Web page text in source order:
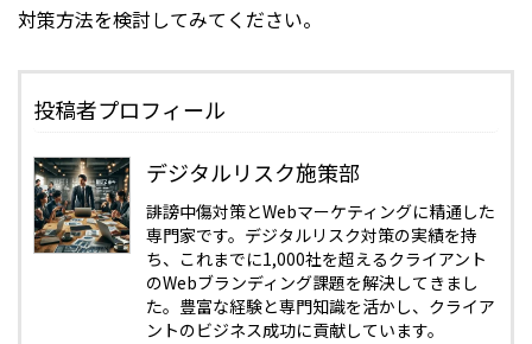
対策方法を検討してみてください。
投稿者プロフィール
デジタルリスク施策部
誹謗中傷対策とWebマーケティングに精通した
専門家です。デジタルリスク対策の実績を持
ち、これまでに1,000社を超えるクライアント
のWebブランディング課題を解決してきまし
た。豊富な経験と専門知識を活かし、クライア
ントのビジネス成功に貢献しています。